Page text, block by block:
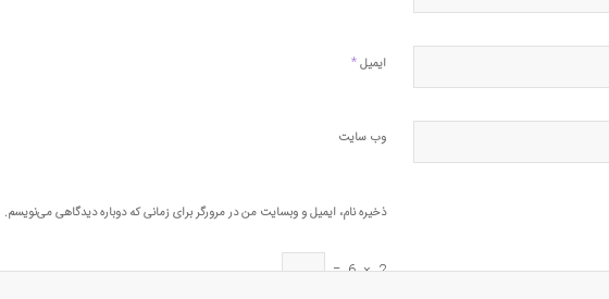
ایمیل*
وب‌ سایت
ذخیره نام، ایمیل و وبسایت من در مرورگر برای زمانی که دوباره دیدگاهی می‌نویسم.
2
×
6
=